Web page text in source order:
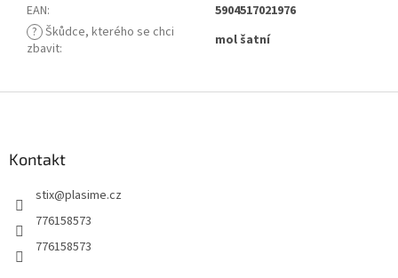
EAN:
5904517021976
? Škůdce, kterého se chci
zbavit: mol šatní
Kontakt
stix@plasime.cz
776158573
776158573